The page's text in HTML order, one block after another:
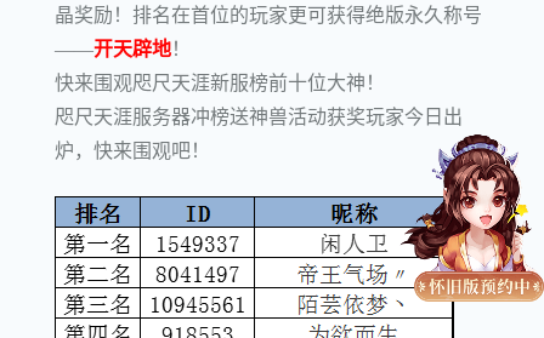
晶奖励！排名在首位的玩家更可获得绝版永久称号
——开天辟地！
快来围观咫尺天涯新服榜前十位大神！
咫尺天涯服务器冲榜送神兽活动获奖玩家今日出
炉，快来围观吧！